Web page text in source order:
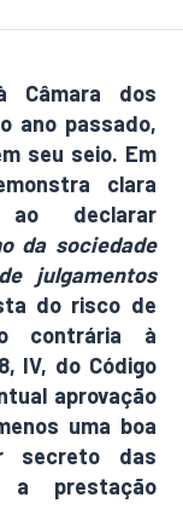
Câmara dos
ano passado,
seu seio. Em
clara
declarar
da sociedade
julgamentos
do risco de
contrária à
IV, do Código
aprovação
uma boa
secreto das
a prestação